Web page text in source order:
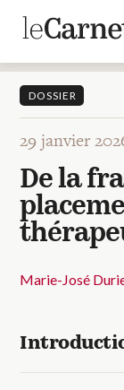
Articles
A la une
Adolescence
Dispositif
Enfance
Périnatalité
Psychanalyse
Soin
Dossiers
Auteurs
Blocs-notes
DOSSIER
29 janvier
De la
Marie-José